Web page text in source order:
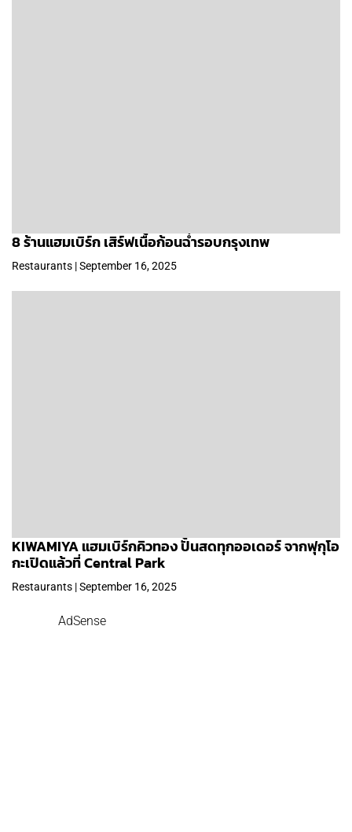
8 ร้านแฮมเบิร์ก เสิร์ฟเนื้อก้อนฉ่ำรอบกรุงเทพ
Restaurants | September 16, 2025
KIWAMIYA แฮมเบิร์กคิวทอง ปั้นสดทุกออเดอร์ จากฟุกุโอ
กะเปิดแล้วที่ Central Park
Restaurants | September 16, 2025
AdSense